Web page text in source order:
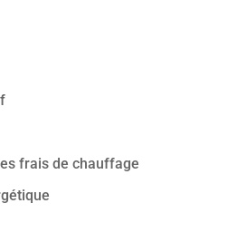
frais de chauffage